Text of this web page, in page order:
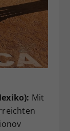
Mit